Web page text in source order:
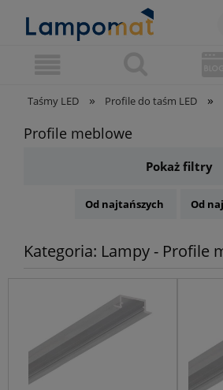
Taśmy LED » Profile do taśm LED »
Profile meblowe
Pokaż filtry
Od najtańszych Od
Kategoria: Lampy - Profile